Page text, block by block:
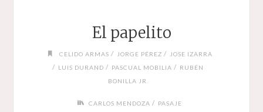
El papelito
CELIDO ARMAS / JORGE PÉREZ / JOSE IZARRA
/ LUIS DURAND / PASCUAL MOBILIA / RUBÉN
BONILLA JR.
CARLOS MENDOZA / PASAJE